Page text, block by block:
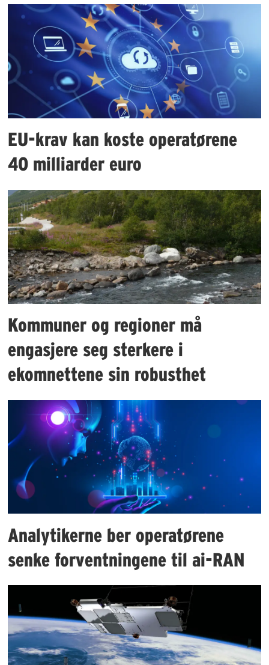
EU-krav kan koste operatørene
40 milliarder euro
Kommuner og regioner må
engasjere seg sterkere i
ekomnettene sin robusthet
Analytikerne ber operatørene
senke forventningene til ai-RAN